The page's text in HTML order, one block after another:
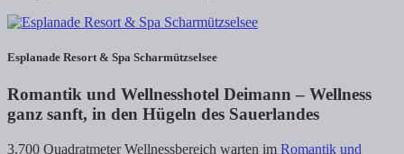
Esplanade Resort & Spa Scharmützselsee
Romantik und Wellnesshotel Deimann – Wellness
ganz sanft, in den Hügeln des Sauerlandes
3.700 Quadratmeter Wellnessbereich warten im Romantik und